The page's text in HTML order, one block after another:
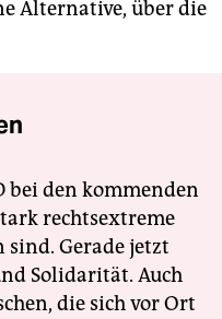
Alternative, über die
bei den kommenden
rechtsextreme
Gerade jetzt
Solidarität. Auch
die sich vor Ort